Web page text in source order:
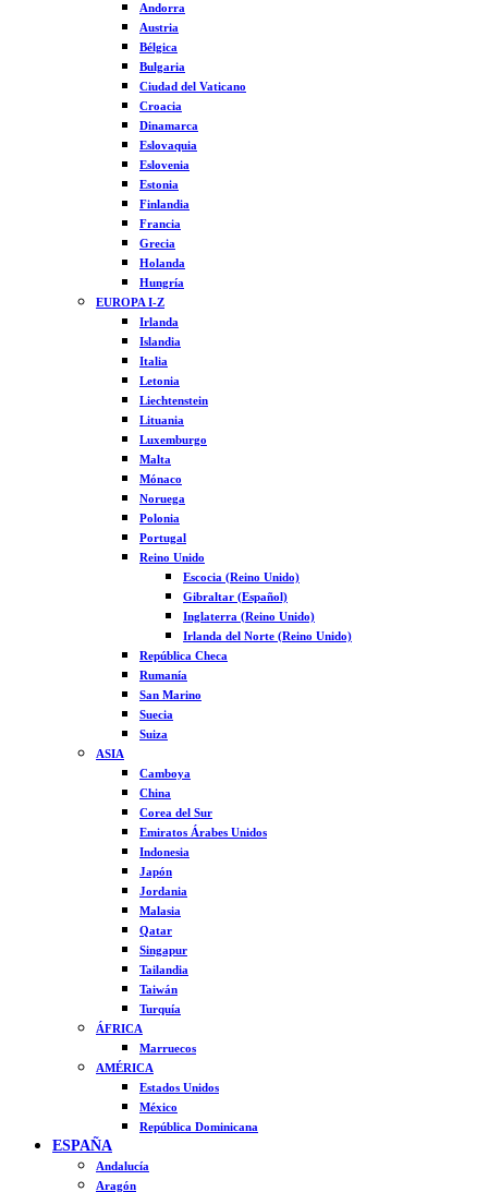
Andorra
Austria
Bélgica
Bulgaria
Ciudad del Vaticano
Croacia
Dinamarca
Eslovaquia
Eslovenia
Estonia
Finlandia
Francia
Grecia
Holanda
Hungría
EUROPA I-Z
Irlanda
Islandia
Italia
Letonia
Liechtenstein
Lituania
Luxemburgo
Malta
Mónaco
Noruega
Polonia
Portugal
Reino Unido
Escocia (Reino Unido)
Gibraltar (Español)
Inglaterra (Reino Unido)
Irlanda del Norte (Reino Unido)
República Checa
Rumanía
San Marino
Suecia
Suiza
ASIA
Camboya
China
Corea del Sur
Emiratos Árabes Unidos
Indonesia
Japón
Jordania
Malasia
Qatar
Singapur
Tailandia
Taiwán
Turquía
ÁFRICA
Marruecos
AMÉRICA
Estados Unidos
México
República Dominicana
ESPAÑA
Andalucía
Aragón